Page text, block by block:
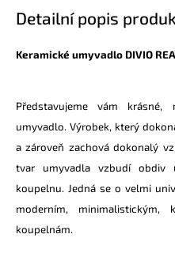
Detailní popis
Keramické umyvadlo DIVIO
Představujeme vám
umyvadlo. Výrobek, který
a zároveň zachová dokonalý
tvar umyvadla vzbudí obdiv
koupelnu. Jedná se o velmi
moderním,
koupelnám.